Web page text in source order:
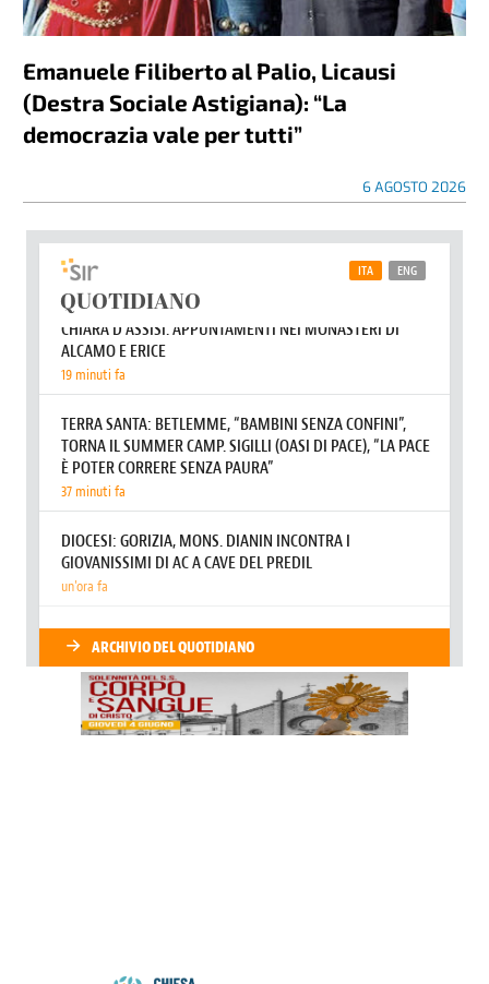
Emanuele Filiberto al Palio, Licausi
(Destra Sociale Astigiana): “La
democrazia vale per tutti”
6 AGOSTO 2026